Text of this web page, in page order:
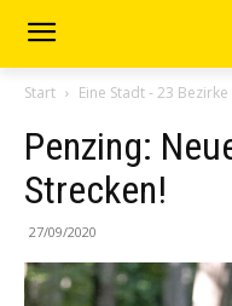
Start Eine Stadt - 23 Bezirke
Penzing:
Strecken!
27/09/2020